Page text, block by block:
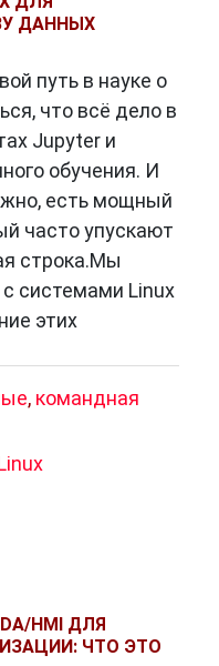
ДАННЫХ
путь в науке о
что всё дело в
Jupyter и
обучения. И
есть мощный
часто упускают
строка.Мы
системами Linux
этих
, командная
HMI ДЛЯ
ЧТО ЭТО